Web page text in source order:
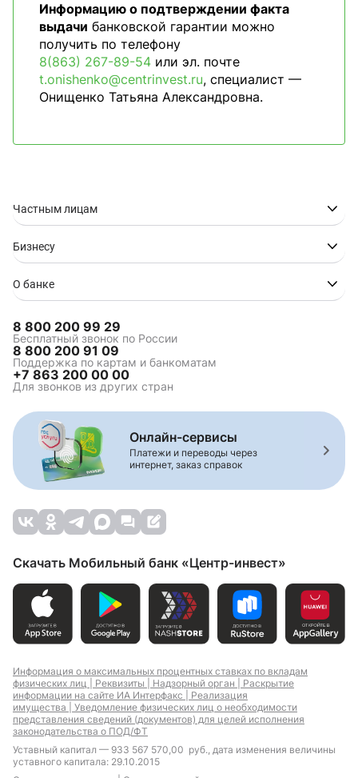
Информацию о подтверждении факта
выдачи банковской гарантии можно
получить по телефону
8(863) 267-89-54 или эл. почте
t.onishenko@centrinvest.ru, специалист —
Онищенко Татьяна Александровна.
Частным лицам
Бизнесу
О банке
8 800 200 99 29
Бесплатный звонок по России
8 800 200 91 09
Поддержка по картам и банкоматам
+7 863 200 00 00
Для звонков из других стран
Онлайн-сервисы
Платежи и переводы через
интернет, заказ справок
Скачать Мобильный банк «Центр-инвест»
Информация о максимальных процентных ставках по вкладам
физических лиц | Реквизиты | Надзорный орган | Раскрытие
информации на сайте ИА Интерфакс | Реализация
имущества | Уведомление физических лиц о необходимости
представления сведений (документов) для целей исполнения
законодательства о ПОД/ФТ
Уставный капитал — 933 567 570,00 руб., дата изменения величины
уставного капитала: 29.10.2015